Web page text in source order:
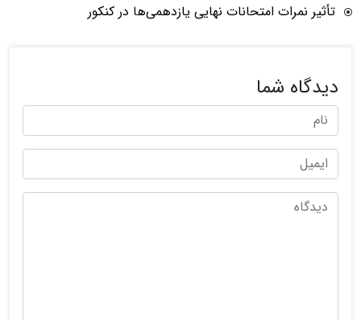
تأثیر نمرات امتحانات نهایی یازدهمی‌ها در کنکور
دیدگاه شما